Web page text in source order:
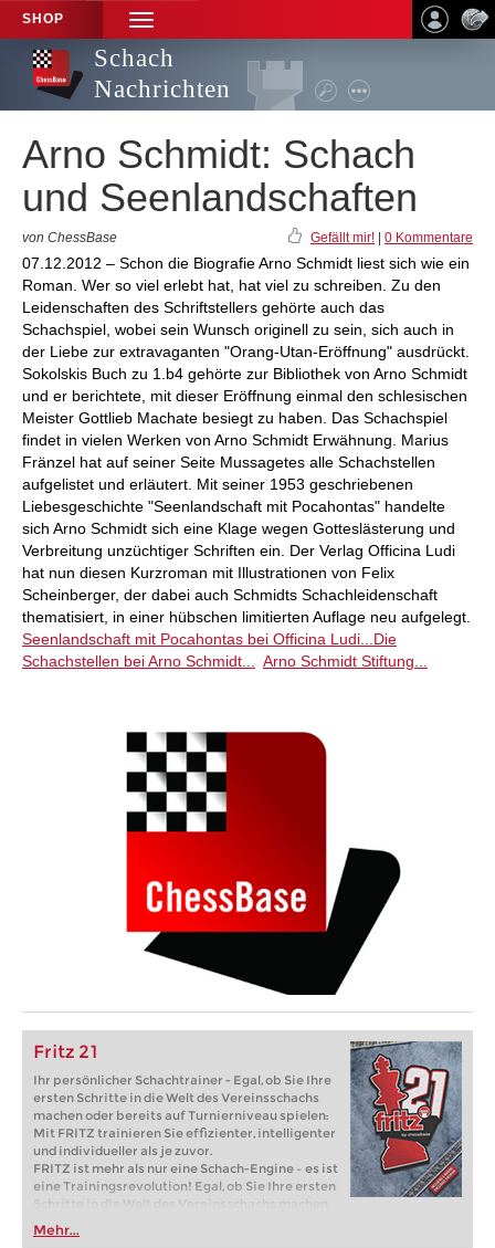
SHOP
TOGGLE
NAVIGATION
Schach
Nachrichten
Arno Schmidt: Schach
und Seenlandschaften
von ChessBase Gefällt mir! 0 Kommentare
07.12.2012 – Schon die Biografie Arno Schmidt liest sich wie ein
Roman. Wer so viel erlebt hat, hat viel zu schreiben. Zu den
Leidenschaften des Schriftstellers gehörte auch das
Schachspiel, wobei sein Wunsch originell zu sein, sich auch in
der Liebe zur extravaganten "Orang-Utan-Eröffnung" ausdrückt.
Sokolskis Buch zu 1.b4 gehörte zur Bibliothek von Arno Schmidt
und er berichtete, mit dieser Eröffnung einmal den schlesischen
Meister Gottlieb Machate besiegt zu haben. Das Schachspiel
findet in vielen Werken von Arno Schmidt Erwähnung. Marius
Fränzel hat auf seiner Seite Mussagetes alle Schachstellen
aufgelistet und erläutert. Mit seiner 1953 geschriebenen
Liebesgeschichte "Seenlandschaft mit Pocahontas" handelte
sich Arno Schmidt sich eine Klage wegen Gotteslästerung und
Verbreitung unzüchtiger Schriften ein. Der Verlag Officina Ludi
hat nun diesen Kurzroman mit Illustrationen von Felix
Scheinberger, der dabei auch Schmidts Schachleidenschaft
thematisiert, in einer hübschen limitierten Auflage neu aufgelegt.
Seenlandschaft mit Pocahontas bei Officina Ludi... Die
Schachstellen bei Arno Schmidt...
Arno Schmidt Stiftung...
Fritz 21
Ihr persönlicher Schachtrainer - Egal, ob Sie Ihre
ersten Schritte in die Welt des Vereinsschachs
machen oder bereits auf Turnierniveau spielen:
Mit FRITZ trainieren Sie effizienter, intelligenter
und individueller als je zuvor.
FRITZ ist mehr als nur eine Schach-Engine – es ist
eine Trainingsrevolution! Egal, ob Sie Ihre ersten
Schritte in die Welt des Vereinsschachs machen
oder bereits auf Turnierniveau spielen: Mit
FRITZ trainieren Sie effizienter, intelligenter und
Mehr...